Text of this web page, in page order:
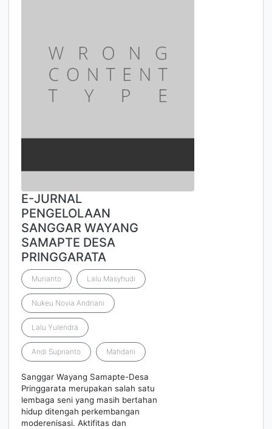
E-JURNAL
PENGELOLAAN
SANGGAR WAYANG
SAMAPTE DESA
PRINGGARATA
Murianto Lalu Masyhudi
Nukeu Novia Andriani
Lalu Yulendra
Andi Suprianto Mahdani
Sanggar Wayang Samapte-Desa
Pringgarata merupakan salah satu
lembaga seni yang masih bertahan
hidup ditengah perkembangan
moderenisasi. Aktifitas dan